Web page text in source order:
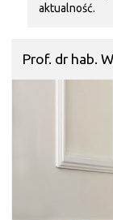
aktualność.
Prof. dr hab.